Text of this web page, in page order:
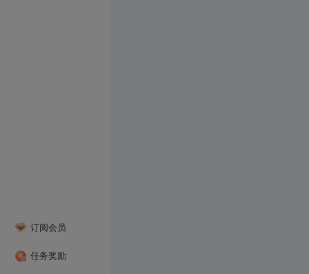
订阅会员
任务奖励